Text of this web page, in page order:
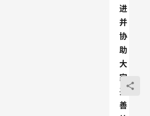
进
并
协
助
大
家
妥
善